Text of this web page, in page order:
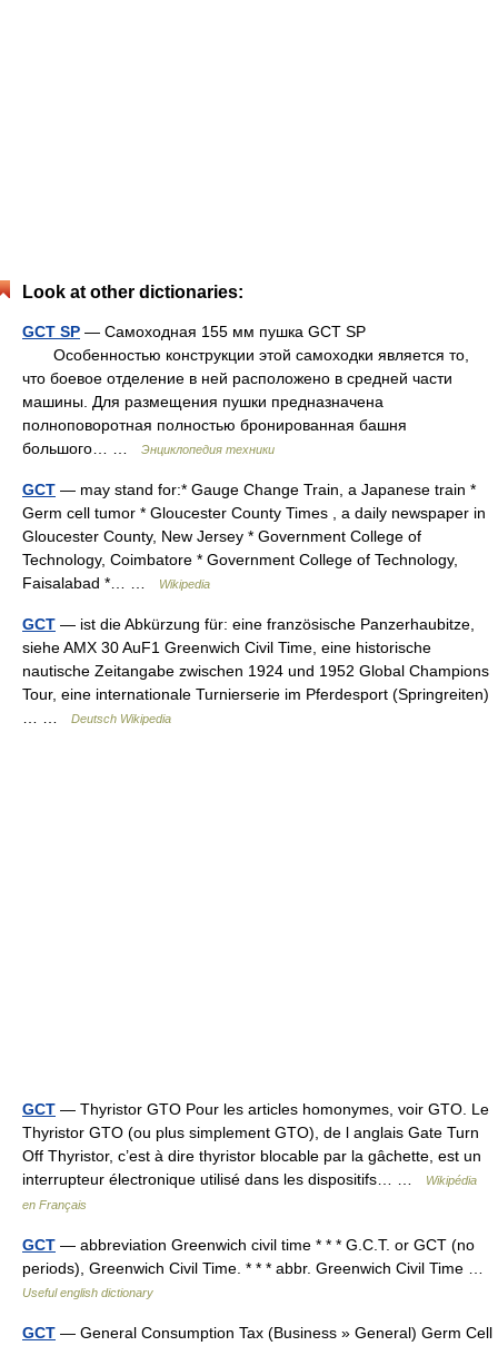
Look at other dictionaries:
GCT SP — Самоходная 155 мм пушка GCT SP
Особенностью конструкции этой самоходки является то,
что боевое отделение в ней расположено в средней части
машины. Для размещения пушки предназначена
полноповоротная полностью бронированная башня
большого… …
Энциклопедия техники
GCT — may stand for:* Gauge Change Train, a Japanese train *
Germ cell tumor * Gloucester County Times , a daily newspaper in
Gloucester County, New Jersey * Government College of
Technology, Coimbatore * Government College of Technology,
Faisalabad *… …
Wikipedia
GCT — ist die Abkürzung für: eine französische Panzerhaubitze,
siehe AMX 30 AuF1 Greenwich Civil Time, eine historische
nautische Zeitangabe zwischen 1924 und 1952 Global Champions
Tour, eine internationale Turnierserie im Pferdesport (Springreiten)
Deutsch Wikipedia
GCT — Thyristor GTO Pour les articles homonymes, voir GTO. Le
Thyristor GTO (ou plus simplement GTO), de l anglais Gate Turn
Off Thyristor, c’est à dire thyristor blocable par la gâchette, est un
interrupteur électronique utilisé dans les dispositifs… …
Wikipédia
en Français
GCT — abbreviation Greenwich civil time * * * G.C.T. or GCT (no
periods), Greenwich Civil Time. * * * abbr. Greenwich Civil Time …
Useful english dictionary
GCT — General Consumption Tax (Business » General) Germ Cell